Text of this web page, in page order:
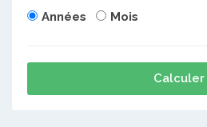
Années Mois
Calculer